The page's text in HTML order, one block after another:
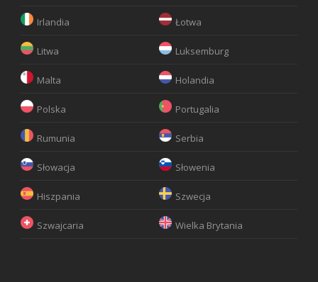
Irlandia Łotwa
Litwa Luksemburg
Malta Holandia
Polska Portugalia
Rumunia Serbia
Słowacja Słowenia
Hiszpania Szwecja
Szwajcaria Wielka Brytania